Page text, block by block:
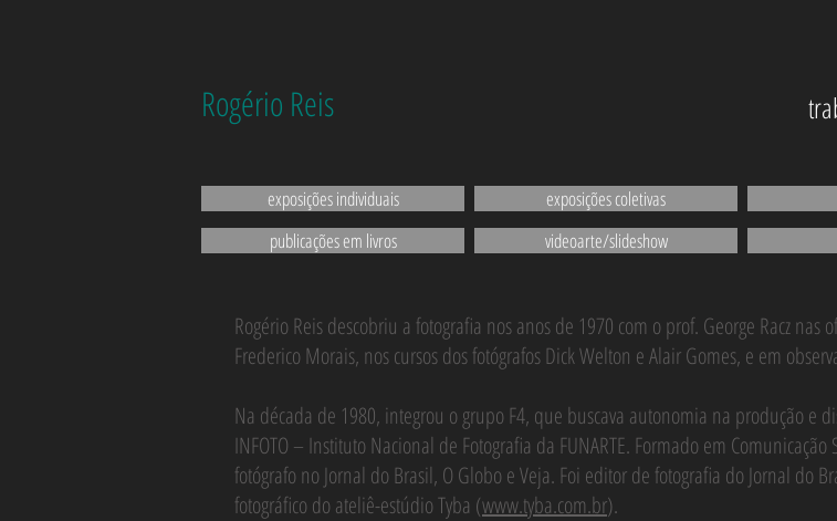
Rogério Reis
exposições individuais exposições coletivas
publicações em livros
videoarte/slideshow
Rogério Reis descobriu a fotografia nos anos de 1970 com o prof. George Racz
Frederico Morais, nos cursos dos fotógrafos Dick Welton e Alair Gomes, e em
Na década de 1980, integrou o grupo F4, que buscava autonomia na produção e
INFOTO – Instituto Nacional de Fotografia da FUNARTE. Formado em
fotógrafo no Jornal do Brasil, O Globo e Veja. Foi editor de fotografia do Jornal do
fotográfico do ateliê-estúdio Tyba (www.tyba.com.br).